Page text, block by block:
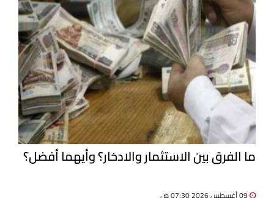
ما الفرق بين الاستثمار والادخار؟ وأيهما أفضل؟